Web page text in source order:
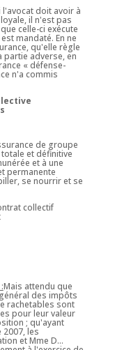
l'avocat doit avoir à
il n'est pas
celle-ci exécute
mandaté. En ne
qu'elle règle
adverse, en
« défense-
n'a commis
de groupe
et définitive
et à une
permanente
se nourrir et se
collectif
Mais attendu que
des impôts
rachetables sont
pour leur valeur
; qu'ayant
les
et Mme D...